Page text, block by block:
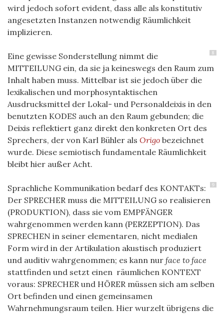
wird jedoch sofort evident, dass alle als konstitutiv
angesetzten Instanzen notwendig Räumlichkeit
implizieren.
8
Eine gewisse Sonderstellung nimmt die
MITTEILUNG ein, da sie ja keineswegs den Raum zum
Inhalt haben muss. Mittelbar ist sie jedoch über die
lexikalischen und morphosyntaktischen
Ausdrucksmittel der Lokal- und Personaldeixis in den
benutzten KODES auch an den Raum gebunden; die
Deixis reflektiert ganz direkt den konkreten Ort des
Sprechers, der von Karl Bühler als Origo bezeichnet
wurde. Diese semiotisch fundamentale Räumlichkeit
bleibt hier außer Acht.
9
Sprachliche Kommunikation bedarf des KONTAKTs:
Der SPRECHER muss die MITTEILUNG so realisieren
(PRODUKTION), dass sie vom EMPFÄNGER
wahrgenommen werden kann (PERZEPTION). Das
SPRECHEN in seiner elementaren, nicht medialen
Form wird in der Artikulation akustisch produziert
und auditiv wahrgenommen; es kann nur face to face
stattfinden und setzt einen räumlichen KONTEXT
voraus: SPRECHER und HÖRER müssen sich am selben
Ort befinden und einen gemeinsamen
Wahrnehmungsraum teilen. Hier wurzelt übrigens die